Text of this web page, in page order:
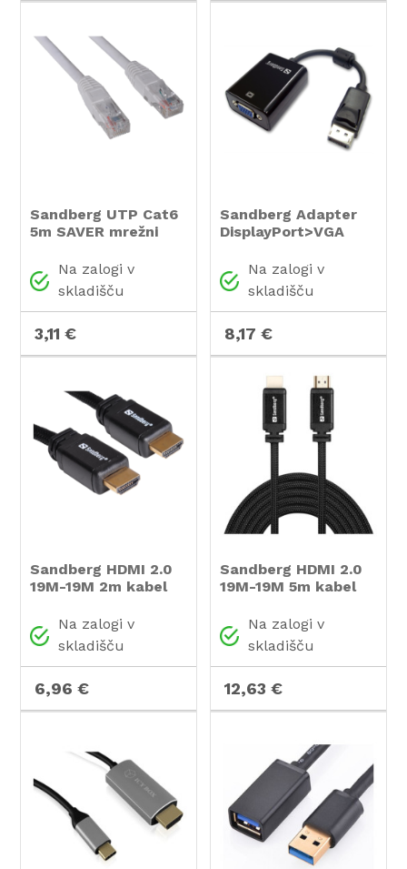
Sandberg UTP Cat6
5m SAVER mrežni
Na zalogi v
skladišču
3,11 €
Sandberg Adapter
DisplayPort>VGA
pretvornik
Na zalogi v
skladišču
8,17 €
Sandberg HDMI 2.0
19M-19M 2m kabel
Na zalogi v
skladišču
6,96 €
Sandberg HDMI 2.0
19M-19M 5m kabel
Na zalogi v
skladišču
12,63 €